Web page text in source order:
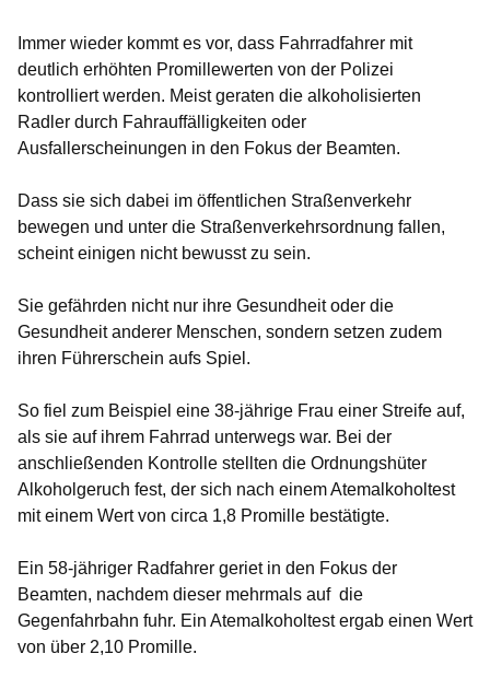
Immer wieder kommt es vor, dass Fahrradfahrer mit
deutlich erhöhten Promillewerten von der Polizei
kontrolliert werden. Meist geraten die alkoholisierten
Radler durch Fahrauffälligkeiten oder
Ausfallerscheinungen in den Fokus der Beamten.
Dass sie sich dabei im öffentlichen Straßenverkehr
bewegen und unter die Straßenverkehrsordnung fallen,
scheint einigen nicht bewusst zu sein.
Sie gefährden nicht nur ihre Gesundheit oder die
Gesundheit anderer Menschen, sondern setzen zudem
ihren Führerschein aufs Spiel.
So fiel zum Beispiel eine 38-jährige Frau einer Streife auf,
als sie auf ihrem Fahrrad unterwegs war. Bei der
anschließenden Kontrolle stellten die Ordnungshüter
Alkoholgeruch fest, der sich nach einem Atemalkoholtest
mit einem Wert von circa 1,8 Promille bestätigte.
Ein 58-jähriger Radfahrer geriet in den Fokus der
Beamten, nachdem dieser mehrmals auf die
Gegenfahrbahn fuhr. Ein Atemalkoholtest ergab einen Wert
von über 2,10 Promille.